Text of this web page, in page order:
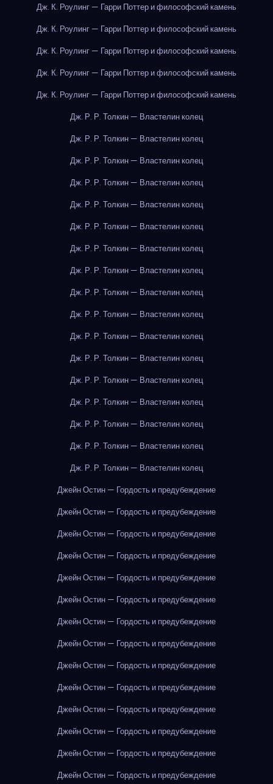
Дж. К. Роулинг — Гарри Поттер и философский камень
Дж. К. Роулинг — Гарри Поттер и философский камень
Дж. К. Роулинг — Гарри Поттер и философский камень
Дж. К. Роулинг — Гарри Поттер и философский камень
Дж. К. Роулинг — Гарри Поттер и философский камень
Дж. Р. Р. Толкин — Властелин колец
Дж. Р. Р. Толкин — Властелин колец
Дж. Р. Р. Толкин — Властелин колец
Дж. Р. Р. Толкин — Властелин колец
Дж. Р. Р. Толкин — Властелин колец
Дж. Р. Р. Толкин — Властелин колец
Дж. Р. Р. Толкин — Властелин колец
Дж. Р. Р. Толкин — Властелин колец
Дж. Р. Р. Толкин — Властелин колец
Дж. Р. Р. Толкин — Властелин колец
Дж. Р. Р. Толкин — Властелин колец
Дж. Р. Р. Толкин — Властелин колец
Дж. Р. Р. Толкин — Властелин колец
Дж. Р. Р. Толкин — Властелин колец
Дж. Р. Р. Толкин — Властелин колец
Дж. Р. Р. Толкин — Властелин колец
Дж. Р. Р. Толкин — Властелин колец
Джейн Остин — Гордость и предубеждение
Джейн Остин — Гордость и предубеждение
Джейн Остин — Гордость и предубеждение
Джейн Остин — Гордость и предубеждение
Джейн Остин — Гордость и предубеждение
Джейн Остин — Гордость и предубеждение
Джейн Остин — Гордость и предубеждение
Джейн Остин — Гордость и предубеждение
Джейн Остин — Гордость и предубеждение
Джейн Остин — Гордость и предубеждение
Джейн Остин — Гордость и предубеждение
Джейн Остин — Гордость и предубеждение
Джейн Остин — Гордость и предубеждение
Джейн Остин — Гордость и предубеждение